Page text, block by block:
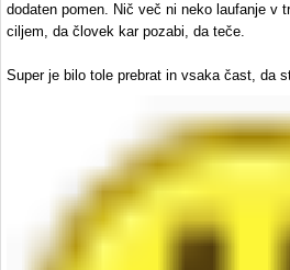
dodaten pomen. Nič več ni neko laufanje v
ciljem, da človek kar pozabi, da teče.
Super je bilo tole prebrat in vsaka čast, da